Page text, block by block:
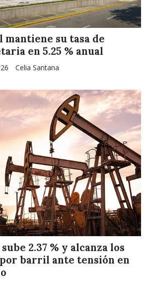
mantiene su tasa de
en 5.25 % anual
Celia Santana
2.37 % y alcanza los
por barril ante tensión en